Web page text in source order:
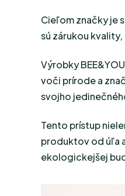
Cieľom značky je
sú zárukou
Výrobky
voči prírode a
svojho
Tento prístup
produktov od úľa
ekologickejšej